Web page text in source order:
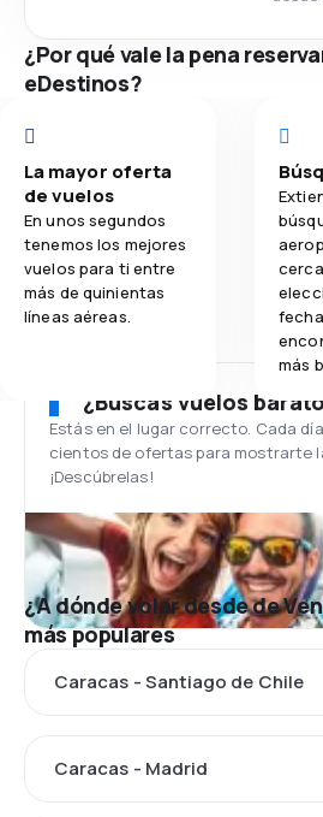
¿Por qué vale la pena
eDestinos?
La mayor oferta
de vuelos
En unos segundos
tenemos los mejores
vuelos para ti entre
más de quinientas
líneas aéreas.
más
¿Buscas vuelos
Estás en el lugar correcto. Cada
cientos de ofertas para mostrarte
¡Descúbrelas!
¿A dónde volar desde de
más populares
Caracas - Santiago de Chile
Caracas - Madrid